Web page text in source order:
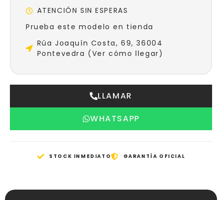
ATENCIÓN SIN ESPERAS
Prueba este modelo en tienda
Rúa Joaquín Costa, 69, 36004
Pontevedra (Ver cómo llegar)
LLAMAR
WHATSAPP
STOCK INMEDIATO GARANTÍA OFICIAL